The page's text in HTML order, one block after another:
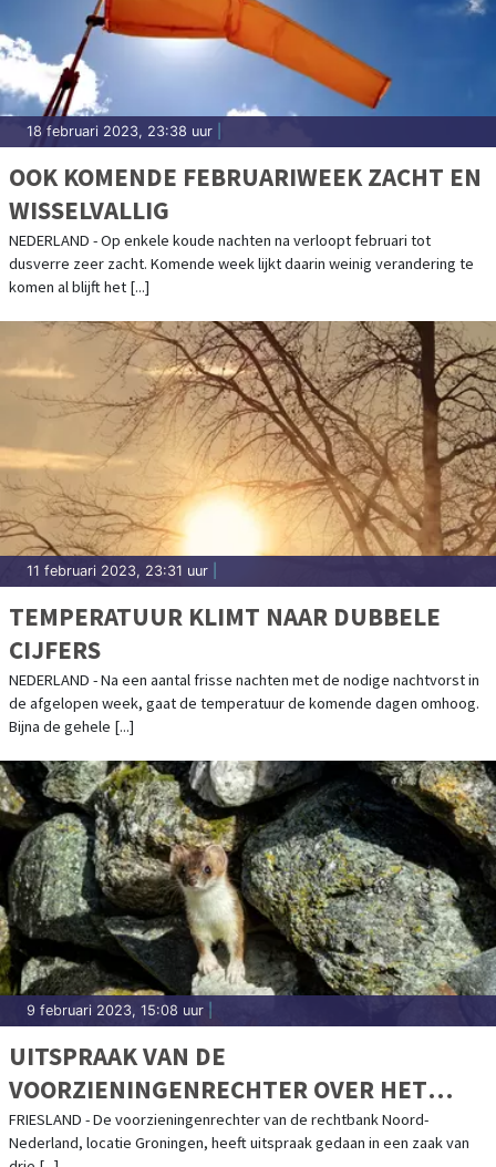
18 februari 2023, 23:38 uur
OOK KOMENDE FEBRUARIWEEK ZACHT EN
WISSELVALLIG
NEDERLAND - Op enkele koude nachten na verloopt februari tot
dusverre zeer zacht. Komende week lijkt daarin weinig verandering te
komen al blijft het [...]
11 februari 2023, 23:31 uur
TEMPERATUUR KLIMT NAAR DUBBELE
CIJFERS
NEDERLAND - Na een aantal frisse nachten met de nodige nachtvorst in
de afgelopen week, gaat de temperatuur de komende dagen omhoog.
Bijna de gehele [...]
9 februari 2023, 15:08 uur
UITSPRAAK VAN DE
VOORZIENINGENRECHTER OVER HET
DODEN VAN STEENMARTERS IN FRYSLÂN
FRIESLAND - De voorzieningenrechter van de rechtbank Noord-
Nederland, locatie Groningen, heeft uitspraak gedaan in een zaak van